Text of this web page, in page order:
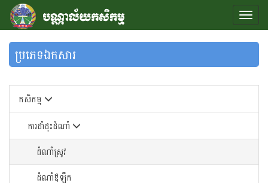
ប្រភេទឯកសារ
កសិកម្ម
ការដាំដុះដំណាំ
ដំណាំស្រូវ
ដំណាំឪឡឹក